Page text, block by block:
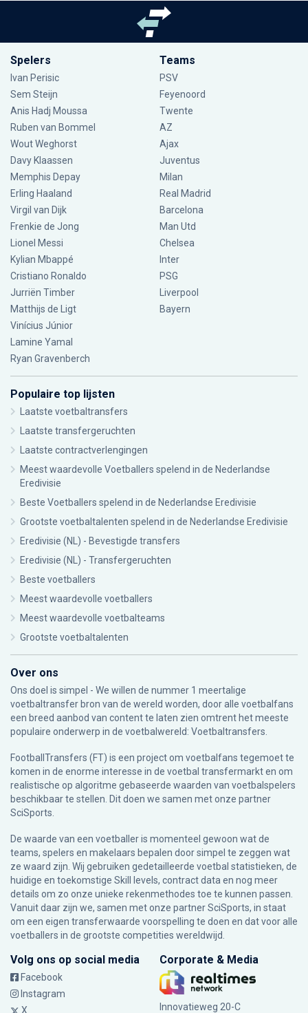
Spelers
Ivan Perisic
Sem Steijn
Anis Hadj Moussa
Ruben van Bommel
Wout Weghorst
Davy Klaassen
Memphis Depay
Erling Haaland
Virgil van Dijk
Frenkie de Jong
Lionel Messi
Kylian Mbappé
Cristiano Ronaldo
Jurriën Timber
Matthijs de Ligt
Vinícius Júnior
Lamine Yamal
Ryan Gravenberch
Teams
PSV
Feyenoord
Twente
AZ
Ajax
Juventus
Milan
Real Madrid
Barcelona
Man Utd
Chelsea
Inter
PSG
Liverpool
Bayern
Populaire top lijsten
Laatste voetbaltransfers
Laatste transfergeruchten
Laatste contractverlengingen
Meest waardevolle Voetballers spelend in de Nederlandse
Eredivisie
Beste Voetballers spelend in de Nederlandse Eredivisie
Grootste voetbaltalenten spelend in de Nederlandse Eredivisie
Eredivisie (NL) - Bevestigde transfers
Eredivisie (NL) - Transfergeruchten
Beste voetballers
Meest waardevolle voetballers
Meest waardevolle voetbalteams
Grootste voetbaltalenten
Over ons
Ons doel is simpel - We willen de nummer 1 meertalige
voetbaltransfer bron van de wereld worden, door alle voetbalfans
een breed aanbod van content te laten zien omtrent het meeste
populaire onderwerp in de voetbalwereld: Voetbaltransfers.
FootballTransfers (FT) is een project om voetbalfans tegemoet te
komen in de enorme interesse in de voetbal transfermarkt en om
realistische op algoritme gebaseerde waarden van voetbalspelers
beschikbaar te stellen. Dit doen we samen met onze partner
SciSports
De waarde van een voetballer is momenteel gewoon wat de
teams, spelers en makelaars bepalen door simpel te zeggen wat
ze waard zijn. Wij gebruiken gedetailleerde voetbal statistieken, de
huidige en toekomstige Skill levels, contract data en nog meer
details om zo onze unieke rekenmethodes toe te kunnen passen.
Vanuit daar zijn we, samen met onze partner SciSports, in staat
om een eigen transferwaarde voorspelling te doen en dat voor alle
voetballers in de grootste competities wereldwijd.
Volg ons op social media
Facebook
Instagram
X
Corporate & Media
Innovatieweg 20-C